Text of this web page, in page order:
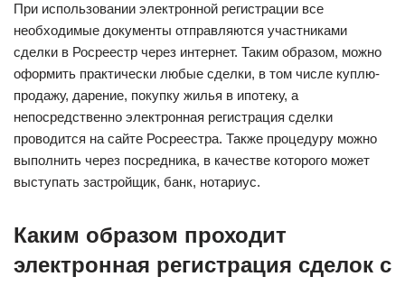
При использовании электронной регистрации все
необходимые документы отправляются участниками
сделки в Росреестр через интернет. Таким образом, можно
оформить практически любые сделки, в том числе куплю-
продажу, дарение, покупку жилья в ипотеку, а
непосредственно электронная регистрация сделки
проводится на сайте Росреестра. Также процедуру можно
выполнить через посредника, в качестве которого может
выступать застройщик, банк, нотариус.
Каким образом проходит
электронная регистрация сделок с